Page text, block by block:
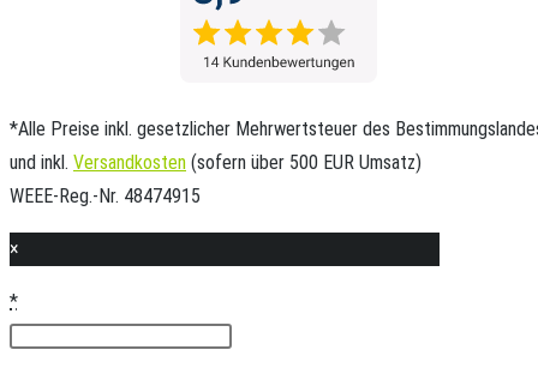
*Alle Preise inkl. gesetzlicher Mehrwertsteuer des
und inkl. Versandkosten (sofern über 500 EUR Umsatz)
WEEE-Reg.-Nr. 48474915
×
*